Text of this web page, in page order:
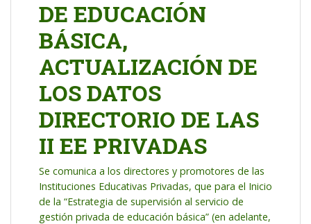
DE EDUCACIÓN
BÁSICA,
ACTUALIZACIÓN DE
LOS DATOS
DIRECTORIO DE LAS
II EE PRIVADAS
Se comunica a los directores y promotores de las
Instituciones Educativas Privadas, que para el Inicio
de la “Estrategia de supervisión al servicio de
gestión privada de educación básica” (en adelante,